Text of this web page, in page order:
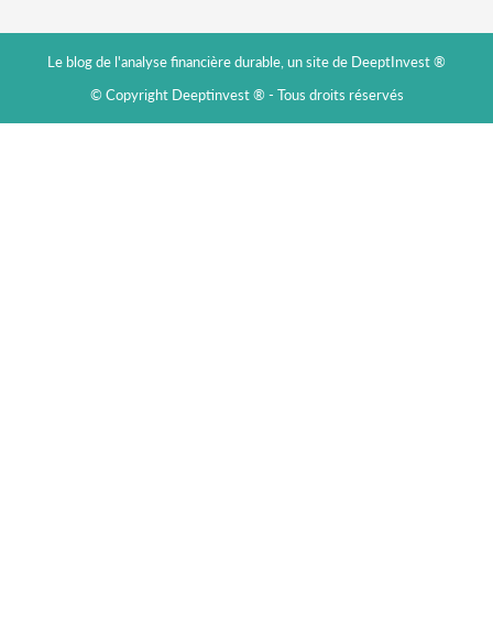
Le blog de l'analyse financière durable, un site de DeeptInvest ®
© Copyright Deeptinvest ® - Tous droits réservés